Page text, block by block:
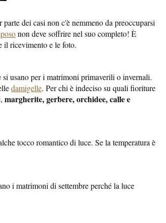
dei casi non c'è nemmeno da preoccuparsi
non deve soffrire nel suo completo! È
il ricevimento e le foto.
usano per i matrimoni primaverili o invernali.
damigelle. Per chi è indeciso su quali fioriture
margherite, gerbere, orchidee, calle e
tocco romantico di luce. Se la temperatura è
i matrimoni di settembre perché la luce